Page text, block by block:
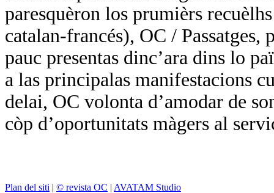
paresquèron los prumièrs
catalan-francés), OC / Passatges,
pauc presentas dinc’ara dins lo
a las principalas manifestacions
delai, OC volonta d’amodar de
còp d’oportunitats màgers al
Plan del siti | © revista OC | AVATAM Studio